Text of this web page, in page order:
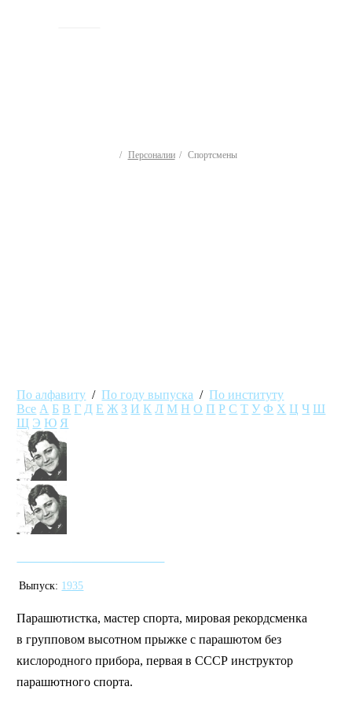
Персоналии Спортсмены
По алфавиту /По году выпуска /По институту
Все А Б В Г Д Е Ж З И К Л М Н О П Р С Т У Ф Х Ц Ч Ш
Щ Э Ю Я
Выпуск: 1935
Парашютистка, мастер спорта, мировая рекордсменка
в групповом высотном прыжке с парашютом без
кислородного прибора, первая в СССР инструктор
парашютного спорта.